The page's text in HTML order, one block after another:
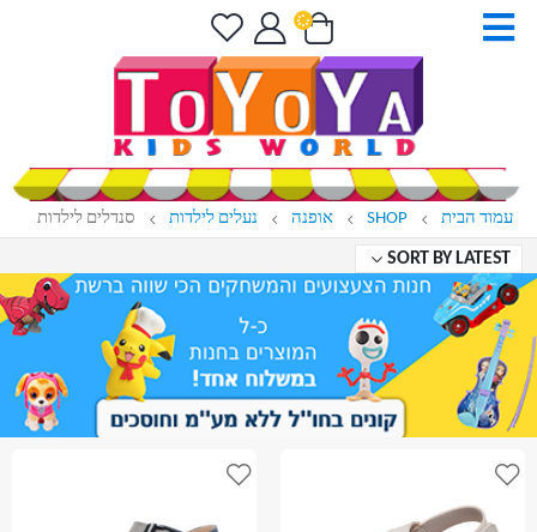
עמוד הבית SHOP אופנה נעלים לילדות סנדלים לילדות